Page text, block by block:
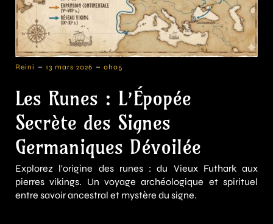
Reini - 13 mars 2026 - 0h05
Les Runes : L’Épopée
Secrète des Signes
Germaniques Dévoilée
Explorez l'origine des runes : du Vieux Futhark aux
pierres vikings. Un voyage archéologique et spirituel
entre savoir ancestral et mystère du signe.